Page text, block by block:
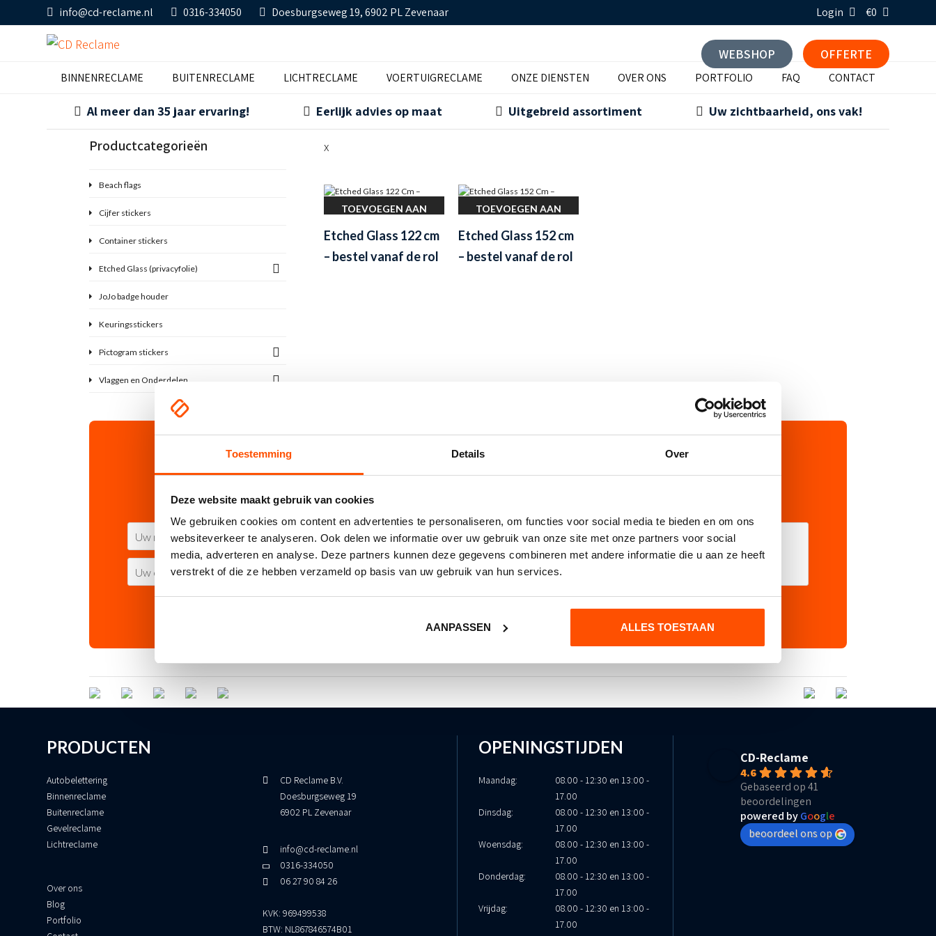
Toestemming Details Over
Deze website maakt gebruik van cookies
We gebruiken cookies om content en advertenties te personaliseren, om functies voor social media te bieden en om ons
websiteverkeer te analyseren. Ook delen we informatie over uw gebruik van onze site met onze partners voor social
media, adverteren en analyse. Deze partners kunnen deze gegevens combineren met andere informatie die u aan ze heeft
verstrekt of die ze hebben verzameld op basis van uw gebruik van hun services.
AANPASSEN ALLES TOESTAAN
info@cd-reclame.nl 0316-334050 Doesburgseweg 19, 6902 PL Zevenaar Login €0
WEBSHOP OFFERTE
BINNENRECLAME BUITENRECLAME LICHTRECLAME VOERTUIGRECLAME ONZE DIENSTEN OVER ONS PORTFOLIO FAQ CONTACT
Al meer dan 35 jaar ervaring! Eerlijk advies op maat Uitgebreid assortiment Uw zichtbaarheid, ons vak!
x
TOEVOEGEN AAN
WINKELWAGEN
Etched Glass 122 cm
– bestel vanaf de rol
TOEVOEGEN AAN
WINKELWAGEN
Etched Glass 152 cm
– bestel vanaf de rol
Productcategorieën
Beach flags
Cijfer stickers
Container stickers
Etched Glass (privacyfolie)
JoJo badge houder
Keuringsstickers
Pictogram stickers
Vlaggen en Onderdelen
Contact opnemen
PRODUCTEN
Autobelettering
Binnenreclame
Buitenreclame
Gevelreclame
Lichtreclame
Over ons
Blog
Portfolio
CD Reclame B.V.
Doesburgseweg 19
6902 PL Zevenaar
info@cd-reclame.nl
0316-334050
06 27 90 84 26
KVK: 969499538
BTW: NL867846574B01
OPENINGSTIJDEN
Maandag:
08.00 - 12:30 en 13:00 -
17.00
Dinsdag:
08.00 - 12:30 en 13:00 -
17.00
Woensdag:
08.00 - 12:30 en 13:00 -
17.00
Donderdag:
08.00 - 12:30 en 13:00 -
17.00
Vrijdag:
08.00 - 12:30 en 13:00 -
17.00
CD-Reclame
4.6
Gebaseerd op 41
beoordelingen
powered byGoogle
beoordeel ons op